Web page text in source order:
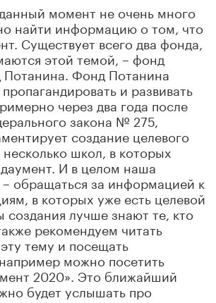
момент не очень много
найти информацию о том, что
Существует всего два фонда,
этой темой, – фонд
Фонд Потанина
и развивать
через два года после
закона № 275,
создание целевого
несколько школ, в которых
И в целом наша
обращаться за информацией к
в которых уже есть целевой
создания лучше знают те, кто
рекомендуем читать
тему и посещать
можно посетить
2020». Это ближайший
будет услышать про